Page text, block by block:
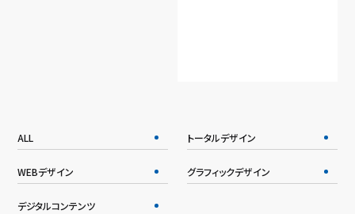
ALL トータルデザイン
WEBデザイン グラフィックデザイン
デジタルコンテンツ